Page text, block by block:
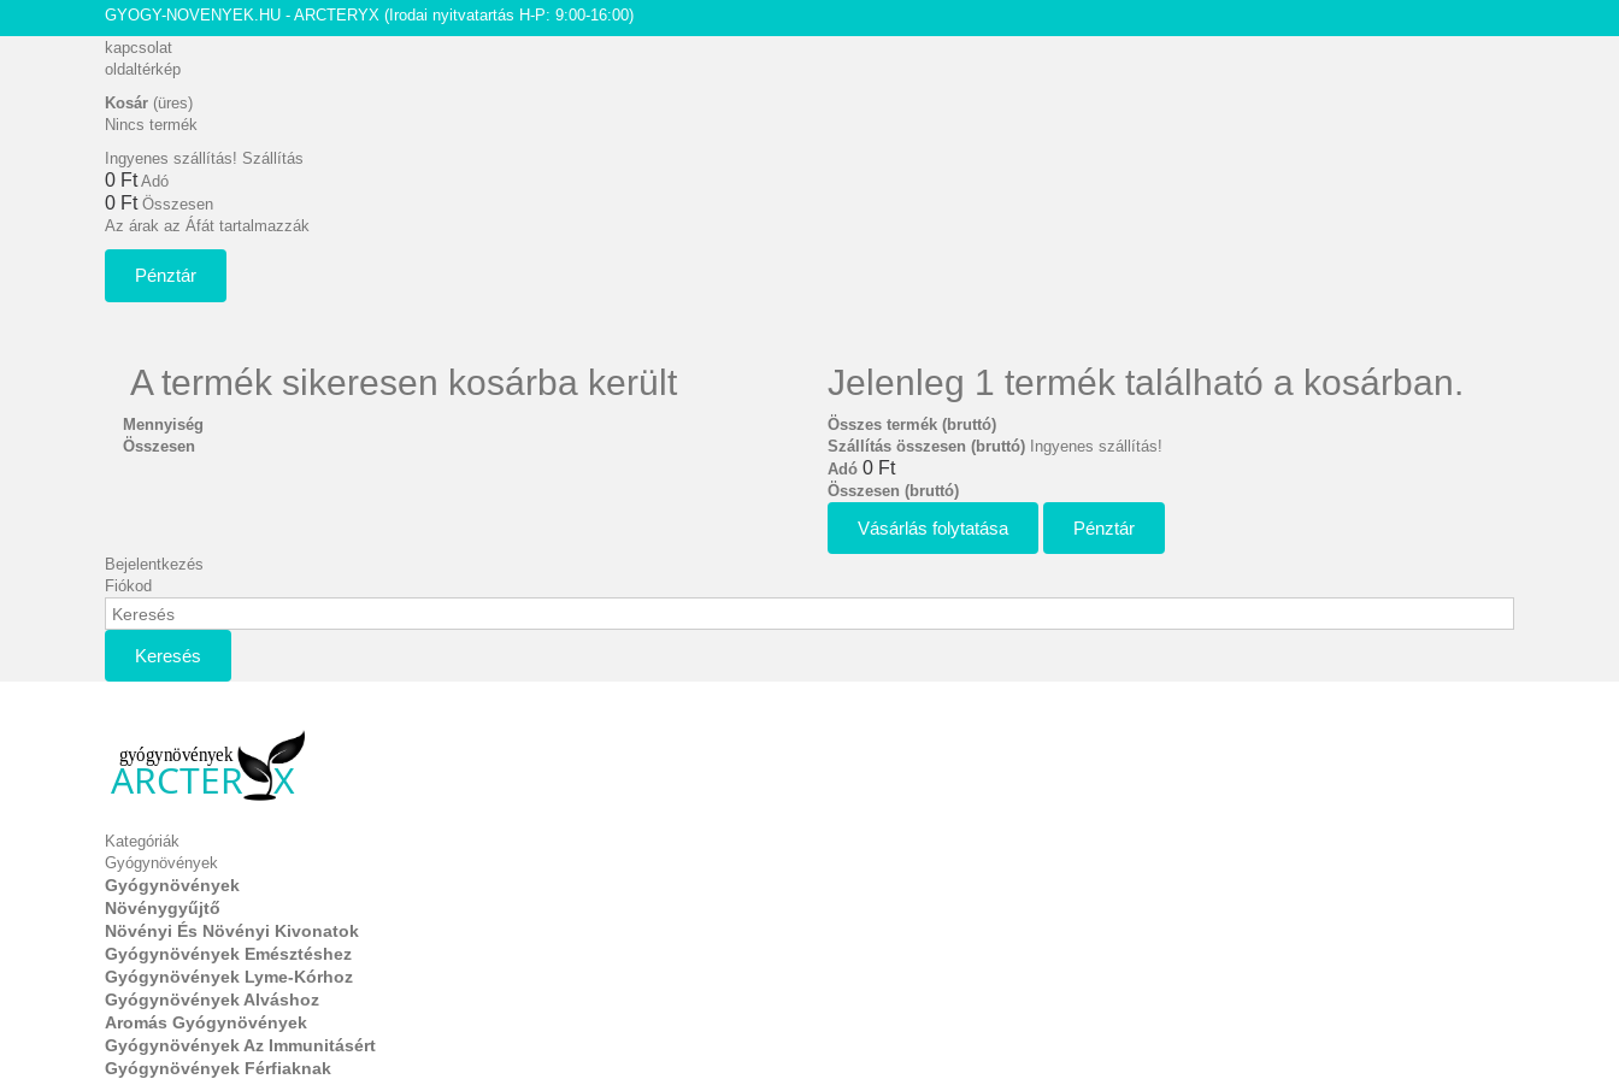
GYOGY-NOVENYEK.HU - ARCTERYX (Irodai nyitvatartás H-P: 9:00-16:00)
kapcsolat
oldaltérkép
Kosár (üres)
Nincs termék
Ingyenes szállítás! Szállítás
0 Ft‎ Adó
0 Ft‎ Összesen
Az árak az Áfát tartalmazzák
Pénztár
A termék sikeresen kosárba került
Mennyiség
Összesen
Jelenleg 1 termék található a kosárban.
Összes termék (bruttó)
Szállítás összesen (bruttó) Ingyenes szállítás!
Adó 0 Ft‎
Összesen (bruttó)
Vásárlás folytatása Pénztár
Bejelentkezés
Fiókod
Keresés
Kategóriák
Gyógynövények
Gyógynövények
Növénygyűjtő
Növényi És Növényi Kivonatok
Gyógynövények Emésztéshez
Gyógynövények Lyme-Kórhoz
Gyógynövények Alváshoz
Aromás Gyógynövények
Gyógynövények Az Immunitásért
Gyógynövények Férfiaknak